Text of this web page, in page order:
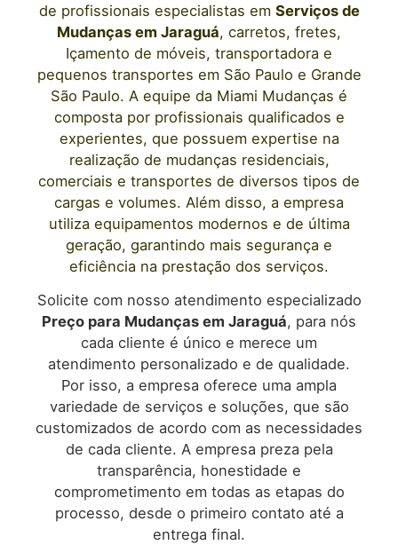
de profissionais especialistas em Serviços de
Mudanças em Jaraguá, carretos, fretes,
Içamento de móveis, transportadora e
pequenos transportes em São Paulo e Grande
São Paulo. A equipe da Miami Mudanças é
composta por profissionais qualificados e
experientes, que possuem expertise na
realização de mudanças residenciais,
comerciais e transportes de diversos tipos de
cargas e volumes. Além disso, a empresa
utiliza equipamentos modernos e de última
geração, garantindo mais segurança e
eficiência na prestação dos serviços.
Solicite com nosso atendimento especializado
Preço para Mudanças em Jaraguá, para nós
cada cliente é único e merece um
atendimento personalizado e de qualidade.
Por isso, a empresa oferece uma ampla
variedade de serviços e soluções, que são
customizados de acordo com as necessidades
de cada cliente. A empresa preza pela
transparência, honestidade e
comprometimento em todas as etapas do
processo, desde o primeiro contato até a
entrega final.